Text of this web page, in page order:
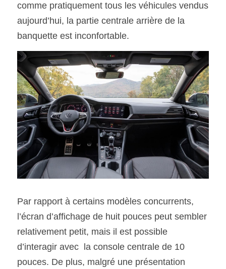
comme pratiquement tous les véhicules vendus
aujourd’hui, la partie centrale arrière de la
banquette est inconfortable.
Par rapport à certains modèles concurrents,
l’écran d’affichage de huit pouces peut sembler
relativement petit, mais il est possible
d’interagir avec  la console centrale de 10
pouces. De plus, malgré une présentation